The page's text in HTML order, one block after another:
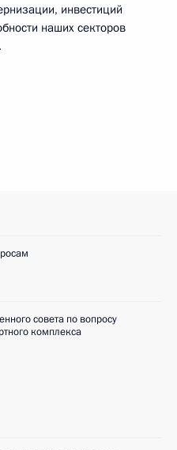
инвестиций
наших секторов
совета по вопросу
комплекса